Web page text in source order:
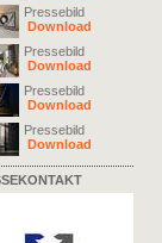
Pressebild
Download
Pressebild
Download
Pressebild
Download
Pressebild
Download